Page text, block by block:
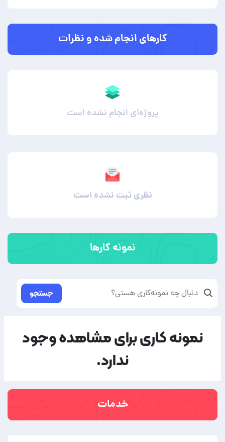
کارهای انجام شده و نظرات
پروژه‌ای انجام نشده است
نظری ثبت نشده است
نمونه کارها
جستجو
نمونه کاری برای مشاهده وجود
ندارد.
خدمات